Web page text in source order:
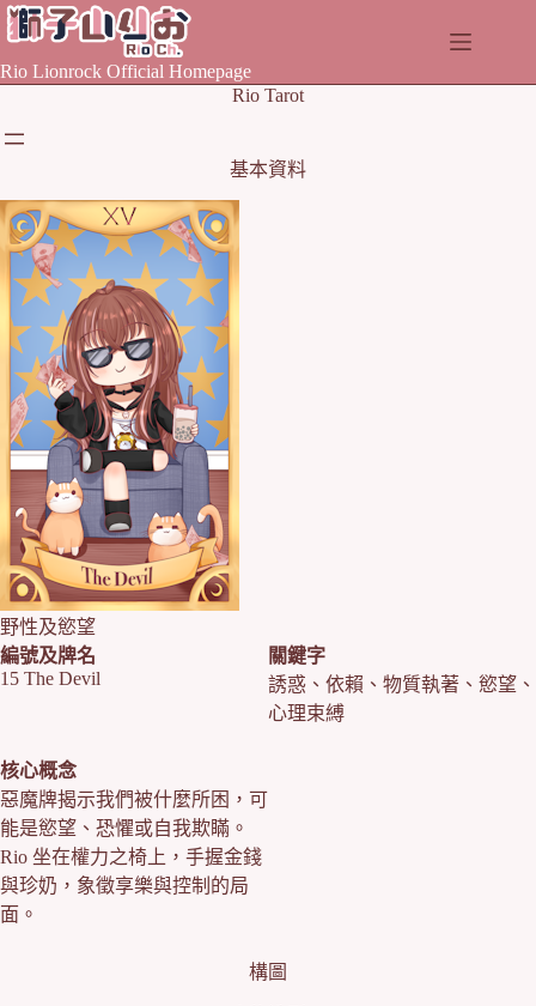
Skip
to
Rio Lionrock Official Homepage
Rio Tarot
基本資料
野性及慾望
編號及牌名
15 The Devil
關鍵字
誘惑、依賴、物質執著、慾望、
心理束縛
核心概念
惡魔牌揭示我們被什麼所困，可
能是慾望、恐懼或自我欺瞞。
Rio 坐在權力之椅上，手握金錢
與珍奶，象徵享樂與控制的局
面。
構圖